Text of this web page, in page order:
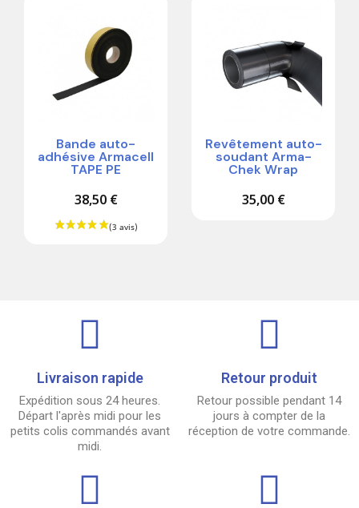
Bande auto-
adhésive Armacell
TAPE PE
38,50 €
Revêtement auto-
soudant Arma-
Chek Wrap
35,00 €
Livraison rapide
Expédition sous 24 heures.
Départ l'après midi pour les
petits colis commandés avant
midi.
Retour produit
Retour possible pendant 14
jours à compter de la
réception de votre commande.